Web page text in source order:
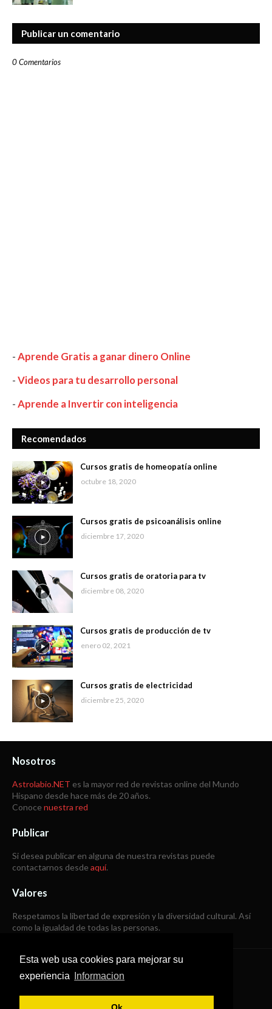
Esta web usa cookies para mejorar su
experiencia
Informacion
Publicar un comentario
0 Comentarios
-Aprende Gratis a ganar dinero Online
-Videos para tu desarrollo personal
-Aprende a Invertir con inteligencia
Recomendados
Cursos gratis de homeopatía online
octubre 18, 2020
Cursos gratis de psicoanálisis online
diciembre 17, 2020
Cursos gratis de oratoria para tv
diciembre 08, 2020
Cursos gratis de producción de tv
enero 02, 2021
Cursos gratis de electricidad
diciembre 25, 2020
Nosotros
Astrolabio.NET es la mayor red de revistas online del Mundo
Hispano desde hace más de 20 años.
Conoce nuestra red
Publicar
Si desea publicar en alguna de nuestra revistas puede
contactarnos desde aquí.
Valores
Respetamos la libertad de expresión y la diversidad cultural. Así
como la igualdad de todas las personas.
Copyright © 1998 -